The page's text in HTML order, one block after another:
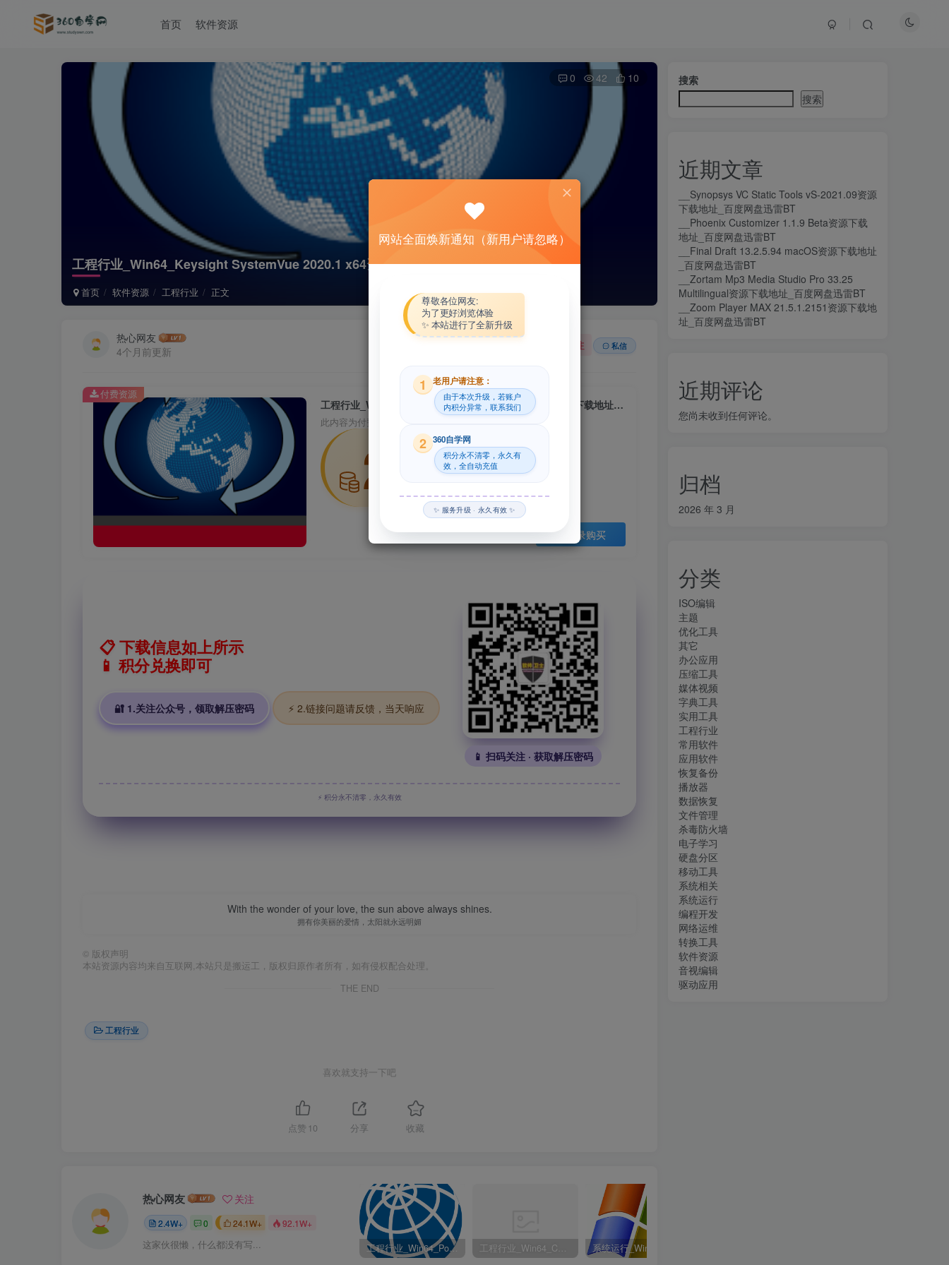
首页 软件资源
工程行业_Win64_Keysight SystemVue 2020.1 x64资源下载地址_百度网盘迅雷BT
首页 软件资源 工程行业 正文
0 42 10
热心网友
4个月前更新
关注 私信
工程行业_Win64_Keysight SystemVue 2020.1 x64资源下载地址_百度网盘迅雷BT
此内容为付费资源，请付费后查看
29
登录购买
付费资源
📋 下载信息如上所示
📱 积分兑换即可
🔐 1.关注公众号，领取解压密码 ⚡ 2.链接问题请反馈，当天响应
📱 扫码关注 · 获取解压密码
⚡ 积分永不清零，永久有效
With the wonder of your love, the sun above always shines.
拥有你美丽的爱情，太阳就永远明媚
© 版权声明
本站资源内容均来自互联网,本站只是搬运工，版权归原作者所有，如有侵权配合处理。
THE END
工程行业
喜欢就支持一下吧
点赞 10 分享 收藏
热心网友 关注
2.4W+ 0 24.1W+ 92.1W+
这家伙很懒，什么都没有写... 工程行业_Win64_PointWise 18.6 R2 x64资源下载地址_百度网盘迅雷BT 工程行业_Win64_Cadence Fidelity Pointwise 2024.1 x64资源下载地址_百度网盘迅雷BT
搜索
搜索
近期文章
__Synopsys VC Static Tools vS-2021.09资源
下载地址_百度网盘迅雷BT
__Phoenix Customizer 1.1.9 Beta资源下载
地址_百度网盘迅雷BT
__Final Draft 13.2.5.94 macOS资源下载地址
_百度网盘迅雷BT
__Zortam Mp3 Media Studio Pro 33.25
Multilingual资源下载地址_百度网盘迅雷BT
__Zoom Player MAX 21.5.1.2151资源下载地
址_百度网盘迅雷BT
近期评论
您尚未收到任何评论。
归档
2026 年 3 月
分类
ISO编辑
主题
优化工具
其它
办公应用
压缩工具
媒体视频
字典工具
实用工具
工程行业
常用软件
应用软件
恢复备份
播放器
数据恢复
文件管理
杀毒防火墙
电子学习
硬盘分区
移动工具
系统相关
系统运行
编程开发
网络运维
转换工具
软件资源
音视编辑
驱动应用
网站全面焕新通知（新用户请忽略）
尊敬各位网友:
为了更好浏览体验
✨ 本站进行了全新升级
1 老用户请注意：
由于本次升级，若账户
内积分异常，联系我们
2 360自学网
积分永不清零，永久有
效，全自动充值
✨ 服务升级 · 永久有效 ✨